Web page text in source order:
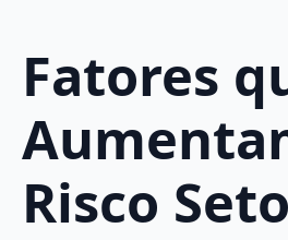
Fatores
Risco